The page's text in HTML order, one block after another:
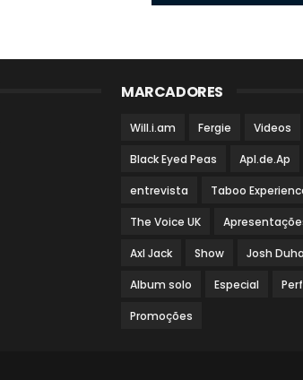
MARCADORES
Will.i.am Fergie Videos
Black Eyed Peas Apl.de.Ap
entrevista Taboo
The Voice UK
Axl Jack Show Josh
Album solo Especial
Promoções